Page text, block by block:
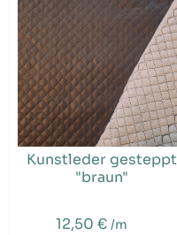
Kunstleder gesteppt
"braun"
12,50 € /m